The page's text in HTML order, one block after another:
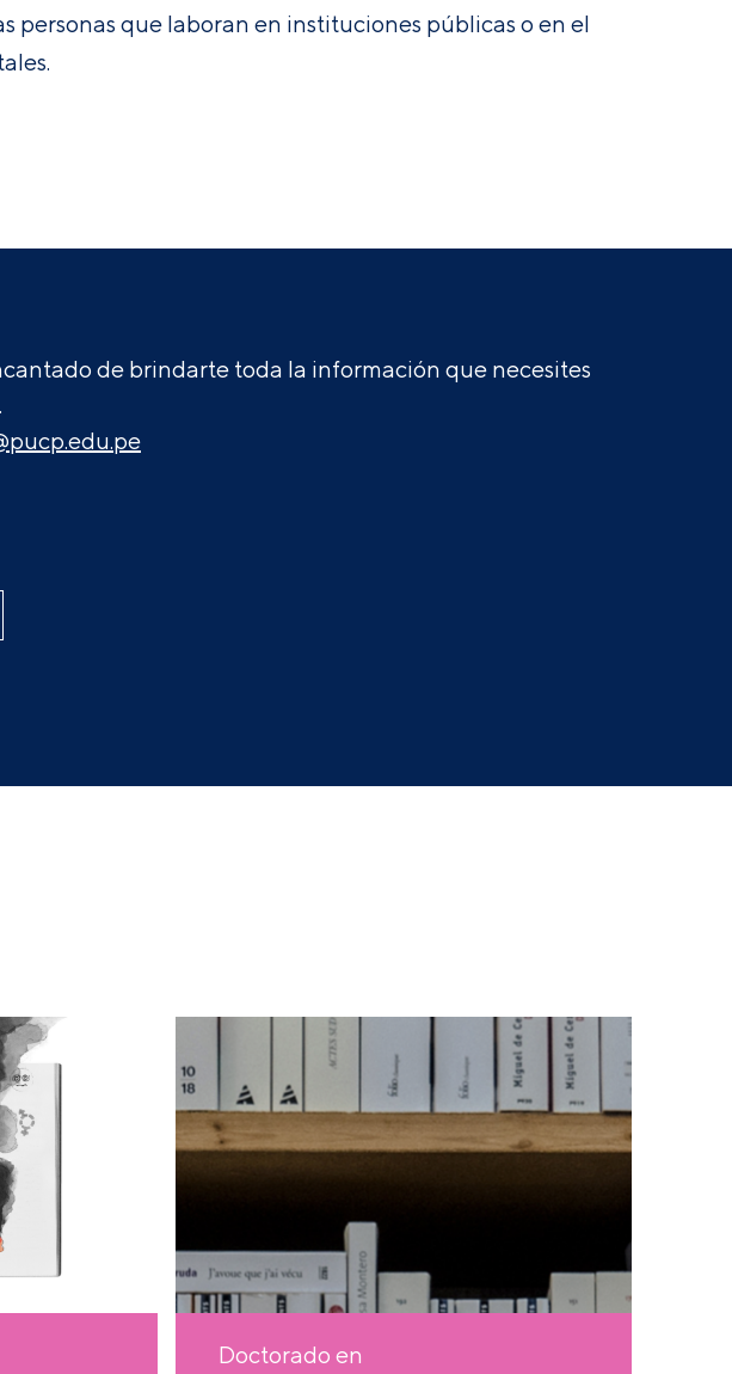
personas que laboran en instituciones públicas o en el
de brindarte toda la información que necesites
Doctorado en